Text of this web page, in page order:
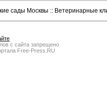
сады Москвы :: Ветеринарные
с сайта запрещено
Free-Press.RU